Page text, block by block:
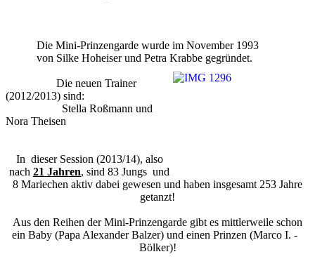
Die Mini-Prinzengarde wurde im November 1993
von Silke Hoheiser und Petra Krabbe gegründet.
Die neuen Trainer
(2012/2013) sind:
Stella Roßmann und
Nora Theisen
In dieser Session (2013/14), also
nach 21 Jahren, sind 83 Jungs und
8 Mariechen aktiv dabei gewesen und haben insgesamt 253 Jahre
getanzt!
Aus den Reihen der Mini-Prinzengarde gibt es mittlerweile schon
ein Baby (Papa Alexander Balzer) und einen Prinzen (Marco I. -
Bölker)!